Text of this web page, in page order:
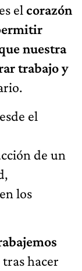
es el corazón
nuestra
trabajo y
el
de un
los
hacer